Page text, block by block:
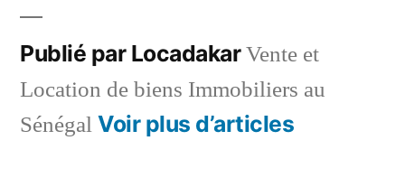
Publié par LocadakarVente et
Location de biens Immobiliers au
Sénégal Voir plus d’articles